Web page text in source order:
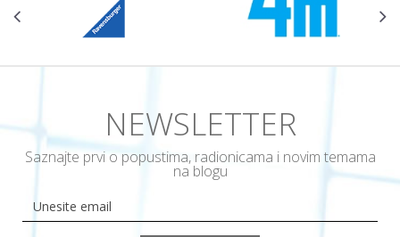
NEWSLETTER
Saznajte prvi o popustima, radionicama i novim temama
na blogu